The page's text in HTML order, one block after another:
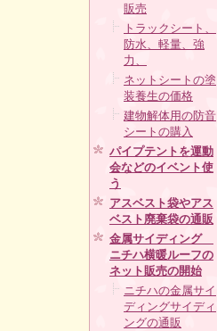
販売
トラックシート、
防水、軽量、強
力、
ネットシートの塗
装養生の価格
建物解体用の防音
シートの購入
パイプテントを運動
会などのイベント使
う
アスベスト袋やアス
ベスト廃棄袋の通販
金属サイディング
ニチハ横暖ルーフの
ネット販売の開始
ニチハの金属サイ
ディングサイディ
ングの通販